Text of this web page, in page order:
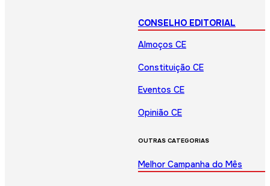
CONSELHO EDITORIAL
Almoços CE
Constituição CE
Eventos CE
Opinião CE
OUTRAS CATEGORIAS
Melhor Campanha do Mês